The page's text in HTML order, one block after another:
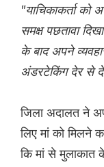
"याचिकाकर्ता
समक्ष पछतावा
के बाद अपने
अंडरटेकिंग देर से
जिला अदालत ने
लिए मां को मिलने
कि मां से मुलाकात